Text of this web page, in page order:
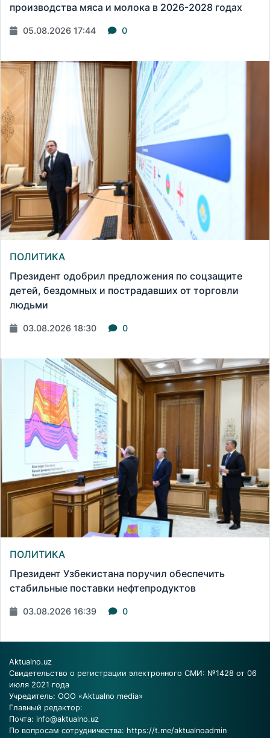
производства мяса и молока в 2026-2028 годах
05.08.2026 17:44 0
ПОЛИТИКА
Президент одобрил предложения по соцзащите
детей, бездомных и пострадавших от торговли
людьми
03.08.2026 18:30 0
ПОЛИТИКА
Президент Узбекистана поручил обеспечить
стабильные поставки нефтепродуктов
03.08.2026 16:39 0
Aktualno.uz
Свидетельство о регистрации электронного СМИ: №1428 от 06
июля 2021 года
Учредитель: ООО «Aktualno media»
Главный редактор:
Почта: info@aktualno.uz
По вопросам сотрудничества: https://t.me/aktualnoadmin